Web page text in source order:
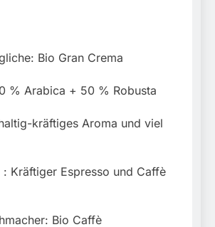
Bio Gran Crema
% Arabica + 50 % Robusta
kräftiges Aroma und viel
: Kräftiger Espresso und Caffè
Bio Caffè